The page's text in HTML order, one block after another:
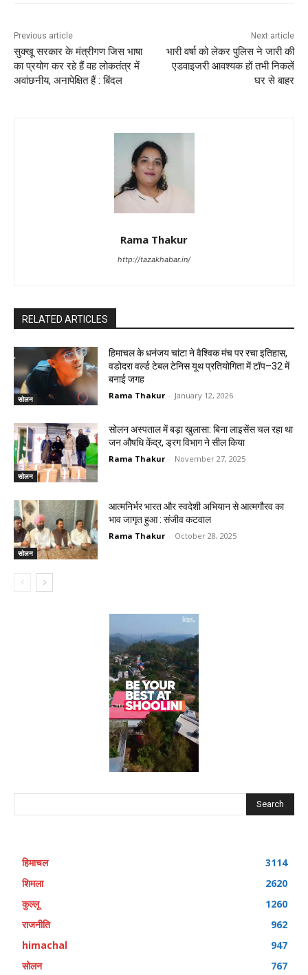
Previous article
सुक्खू सरकार के मंत्रीगण जिस भाषा
का प्रयोग कर रहे हैं वह लोकतंत्र में
अवांछनीय, अनापेक्षित हैं : बिंदल
Next article
भारी वर्षा को लेकर पुलिस ने जारी की
एडवाइजरी आवश्यक हों तभी निकलें
घर से बाहर
Rama Thakur
http://tazakhabar.in/
RELATED ARTICLES
सोलन
हिमाचल के धनंजय चांटा ने वैश्विक मंच पर रचा इतिहास,
वडोदरा वर्ल्ड टेबल टेनिस यूथ प्रतियोगिता में टॉप–32 में
बनाई जगह
Rama Thakur - January 12, 2026
सोलन
सोलन अस्पताल में बड़ा खुलासा: बिना लाइसेंस चल रहा था
जन औषधि केंद्र, ड्रग विभाग ने सील किया
Rama Thakur - November 27, 2025
सोलन
आत्मनिर्भर भारत और स्वदेशी अभियान से आत्मगौरव का
भाव जागृत हुआ : संजीव कटवाल
Rama Thakur - October 28, 2025
Search
हिमाचल
3114
शिमला
2620
कुल्लू
1260
राजनीति
962
himachal
947
सोलन
767